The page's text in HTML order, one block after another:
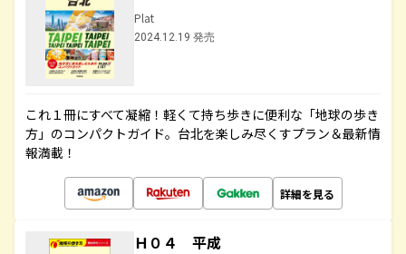
Plat
2024.12.19 発売
これ１冊にすべて凝縮！軽くて持ち歩きに便利な「地球の歩き
方」のコンパクトガイド。台北を楽しみ尽くすプラン＆最新情
報満載！
詳細を見る
Ｈ０４ 平成